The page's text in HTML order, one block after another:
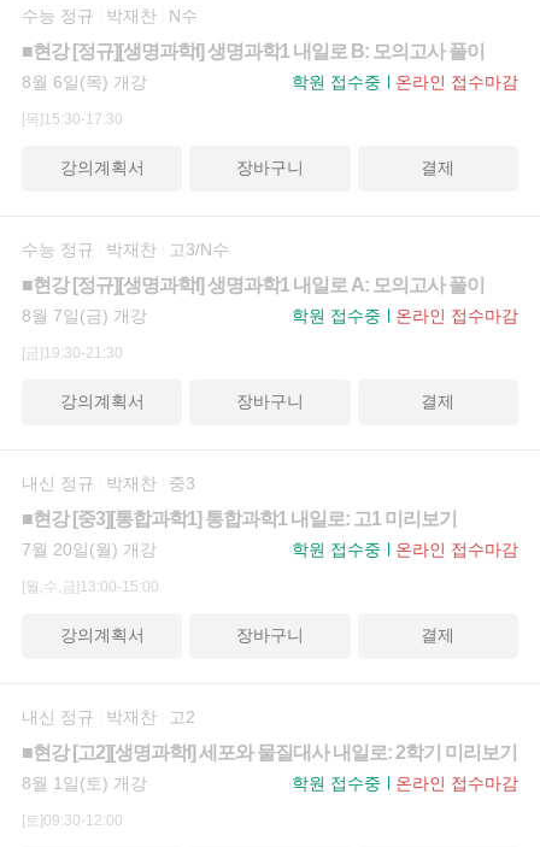
수능 정규 박재찬 N수
■현강 [정규][생명과학I] 생명과학1 내일로 B: 모의고사 풀이
8월 6일(목) 개강 학원 접수중 온라인 접수마감
[목]15:30-17:30
강의계획서 장바구니 결제
수능 정규 박재찬 고3/N수
■현강 [정규][생명과학I] 생명과학1 내일로 A: 모의고사 풀이
8월 7일(금) 개강 학원 접수중 온라인 접수마감
[금]19:30-21:30
강의계획서 장바구니 결제
내신 정규 박재찬 중3
■현강 [중3][통합과학1] 통합과학1 내일로: 고1 미리보기
7월 20일(월) 개강 학원 접수중 온라인 접수마감
[월,수,금]13:00-15:00
강의계획서 장바구니 결제
내신 정규 박재찬 고2
■현강 [고2][생명과학I] 세포와 물질대사 내일로: 2학기 미리보기
8월 1일(토) 개강 학원 접수중 온라인 접수마감
[토]09:30-12:00